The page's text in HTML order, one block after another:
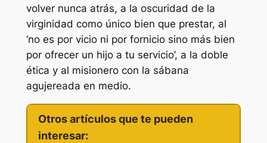
volver nunca atrás, a la oscuridad de la
virginidad como único bien que prestar, al
‘no es por vicio ni por fornicio sino más bien
por ofrecer un hijo a tu servicio’, a la doble
ética y al misionero con la sábana
agujereada en medio.
Otros artículos que te pueden
interesar: